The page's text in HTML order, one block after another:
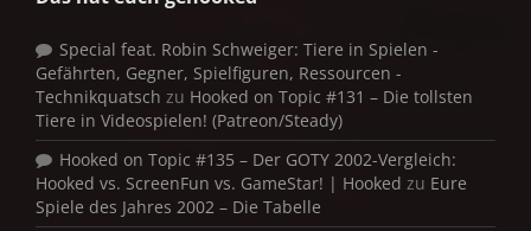
Special feat. Robin Schweiger: Tiere in Spielen -
Gefährten, Gegner, Spielfiguren, Ressourcen -
Technikquatsch zu Hooked on Topic #131 – Die tollsten
Tiere in Videospielen! (Patreon/Steady)
Hooked on Topic #135 – Der GOTY 2002-Vergleich:
Hooked vs. ScreenFun vs. GameStar! | Hooked zu Eure
Spiele des Jahres 2002 – Die Tabelle